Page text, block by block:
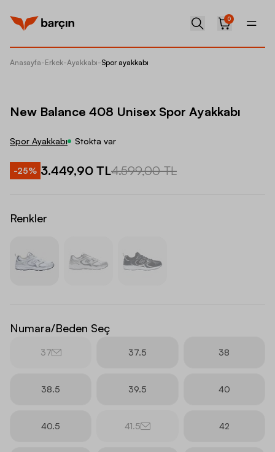
0
Anasayfa-Erkek-Ayakkabı-Spor ayakkabı
New Balance 408 Unisex Spor Ayakkabı
Spor Ayakkabı Stokta var
-25% 3.449,90 TL4.599,00 TL
Renkler
Numara/Beden Seç
37 37.5 38
38.5 39.5 40
40.5 41.5 42